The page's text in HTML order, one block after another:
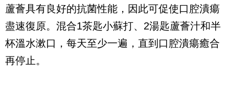
蘆薈具有良好的抗菌性能，因此可促使口腔潰瘍
盡速復原。混合1茶匙小蘇打、2湯匙蘆薈汁和半
杯溫水漱口，每天至少一遍，直到口腔潰瘍癒合
再停止。